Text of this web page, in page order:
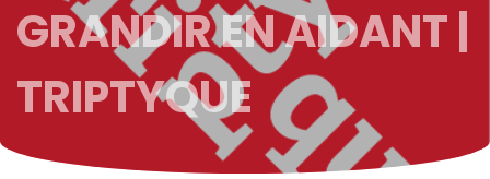
GRANDIR EN AIDANT |
TRIPTYQUE